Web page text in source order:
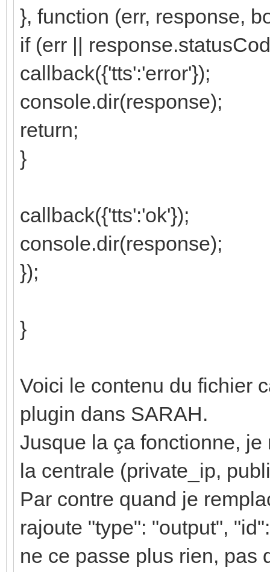
}, function (err, response,
if (err ||
callback({'tts':'error'});
console.dir(response);
return;
}
callback({'tts':'ok'});
console.dir(response);
});
}
Voici le contenu du fichier
plugin dans SARAH.
Jusque la ça fonctionne,
la centrale (private_ip,
Par contre quand je
rajoute "type": "output",
ne ce passe plus rien, pas